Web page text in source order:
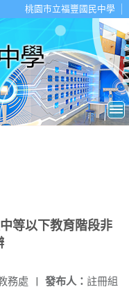
桃園市立福豐國民中學
等以下教育階段非
發布人： 註冊組
務處 |